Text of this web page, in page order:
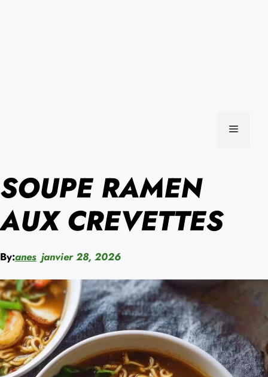
MENU
SOUPE RAMEN
AUX CREVETTES
By:anes janvier 28, 2026